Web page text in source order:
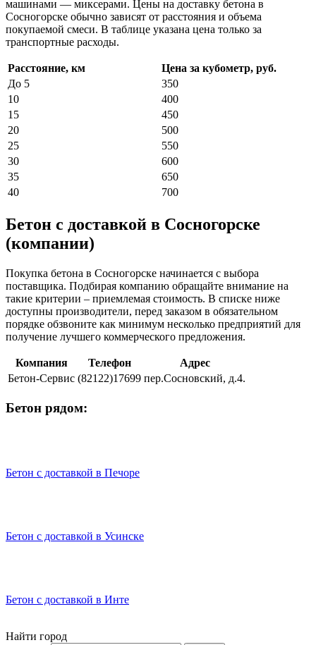
машинами — миксерами. Цены на доставку бетона в
Сосногорске обычно зависят от расстояния и объема
покупаемой смеси. В таблице указана цена только за
транспортные расходы.
Расстояние, км
Цена за кубометр, руб.
До 5
350
10
400
15
450
20
500
25
550
30
600
35
650
40
700
Бетон с доставкой в Сосногорске
(компании)
Покупка бетона в Сосногорске начинается с выбора
поставщика. Подбирая компанию обращайте внимание на
такие критерии – приемлемая стоимость. В списке ниже
доступны производители, перед заказом в обязательном
порядке обзвоните как минимум несколько предприятий для
получение лучшего коммерческого предложения.
Компания Телефон
Адрес
Бетон-Сервис (82122)17699 пер.Сосновский, д.4.
Бетон рядом:
Бетон с доставкой в Печоре
Бетон с доставкой в Усинске
Бетон с доставкой в Инте
Найти город